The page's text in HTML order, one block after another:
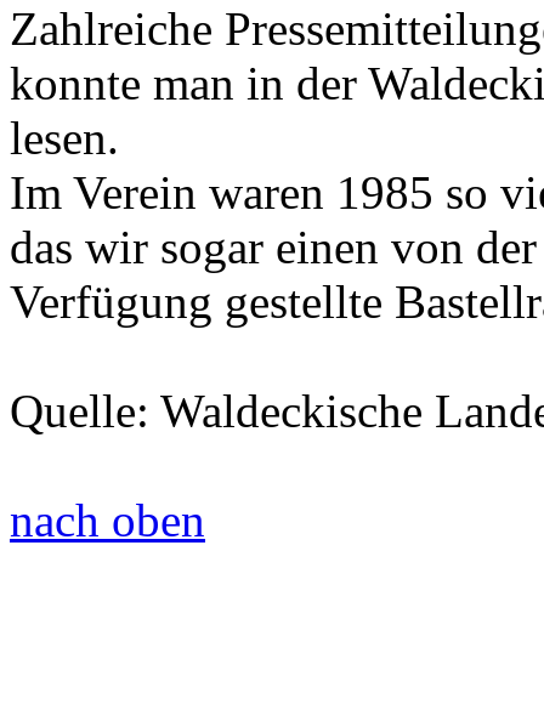
Zahlreiche
konnte man in der
lesen.
Im Verein waren 1985 so
das wir sogar einen von
Verfügung gestellte
Quelle: Waldeckische
nach oben